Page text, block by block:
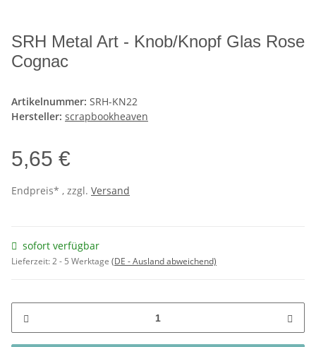
SRH Metal Art - Knob/Knopf Glas Rose
Cognac
Artikelnummer: SRH-KN22
Hersteller: scrapbookheaven
5,65 €
Endpreis* , zzgl. Versand
sofort verfügbar
Lieferzeit:2 - 5 Werktage (DE - Ausland abweichend)